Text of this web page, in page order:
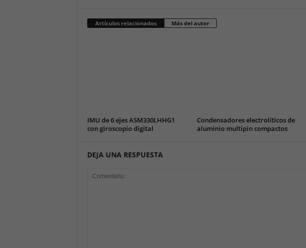
Artículos relacionados Más del autor
IMU de 6 ejes ASM330LHHG1
con giroscopio digital
Condensadores electrolíticos de
aluminio multipin compactos
DEJA UNA RESPUESTA